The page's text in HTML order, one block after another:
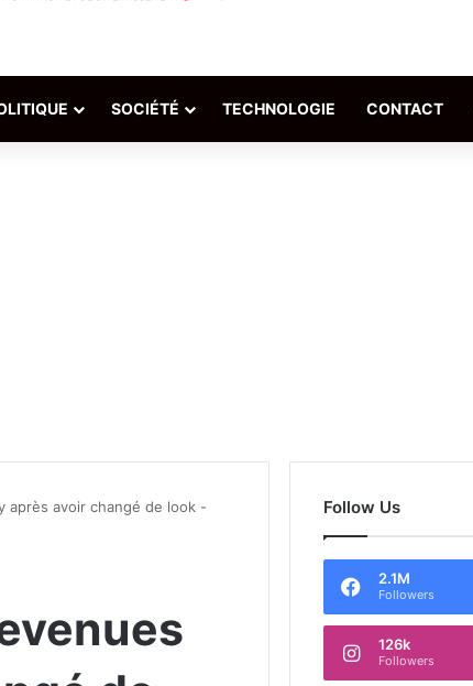
SOCIÉTÉ TECHNOLOGIE CONTACT
après avoir changé de look -
Follow Us
2.1M
Followers
126k
Followers